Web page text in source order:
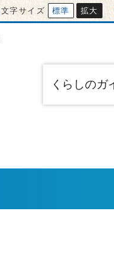
文字サイズ 標準 拡大
くらしのガ